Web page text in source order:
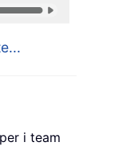
i team